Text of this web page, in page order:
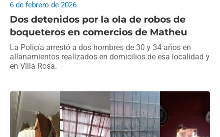
Dos detenidos por la ola de robos de
boqueteros en comercios de Matheu
6 de febrero de 2026
La Policía arrestó a dos hombres de 30 y 34 años en
allanamientos realizados en domicilios de esa localidad y
en Villa Rosa.